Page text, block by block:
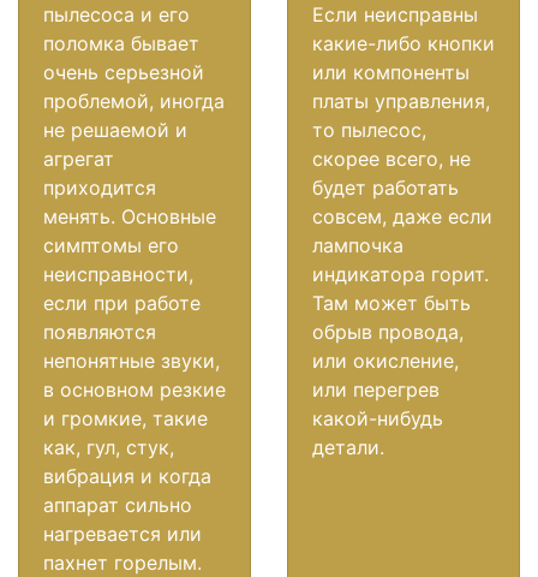
пылесоса и его
поломка бывает
очень серьезной
проблемой, иногда
не решаемой и
агрегат
приходится
менять. Основные
симптомы его
неисправности,
если при работе
появляются
непонятные звуки,
в основном резкие
и громкие, такие
как, гул, стук,
вибрация и когда
аппарат сильно
нагревается или
пахнет горелым.
Если неисправны
какие-либо кнопки
или компоненты
платы управления,
то пылесос,
скорее всего, не
будет работать
совсем, даже если
лампочка
индикатора горит.
Там может быть
обрыв провода,
или окисление,
или перегрев
какой-нибудь
детали.